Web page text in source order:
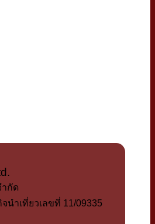
กัด
ำเที่ยวเลขที่ 11/09335